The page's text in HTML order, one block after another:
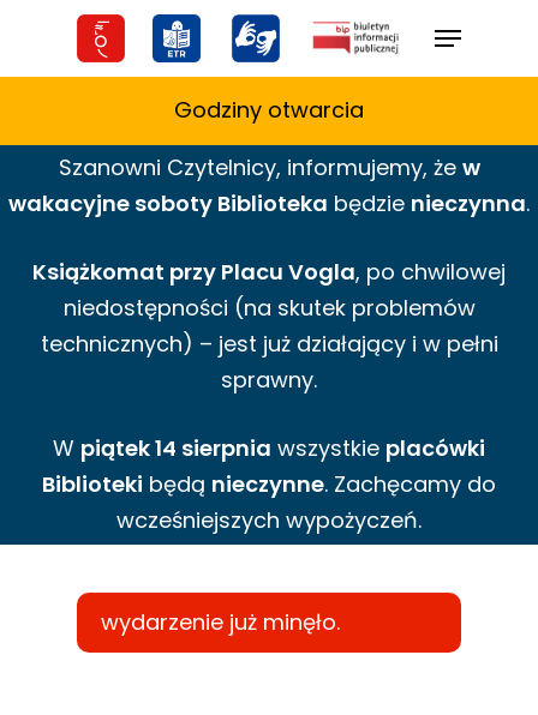
Menu
Godziny otwarcia
Szanowni Czytelnicy, informujemy, że w
wakacyjne soboty Biblioteka będzie nieczynna.
Książkomat przy Placu Vogla, po chwilowej
niedostępności (na skutek problemów
technicznych) – jest już działający i w pełni
sprawny.
W piątek 14 sierpnia wszystkie placówki
Biblioteki będą nieczynne. Zachęcamy do
wcześniejszych wypożyczeń.
wydarzenie już minęło.